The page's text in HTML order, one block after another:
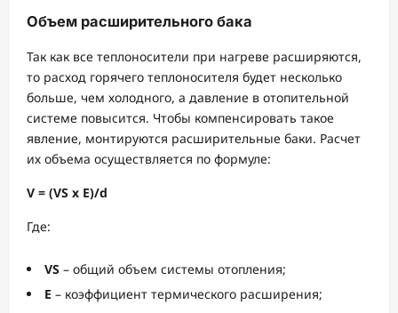
Объем расширительного бака
Так как все теплоносители при нагреве расширяются,
то расход горячего теплоносителя будет несколько
больше, чем холодного, а давление в отопительной
системе повысится. Чтобы компенсировать такое
явление, монтируются расширительные баки. Расчет
их объема осуществляется по формуле:
V = (VS x E)/d
Где:
VS – общий объем системы отопления;
Е – коэффициент термического расширения;